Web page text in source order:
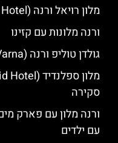
מלון רויאל ורנה (Royal Hotel) – סקירה
ורנה מלונות עם קזינו
גולדן טוליפ ורנה (Golden Tulip Varna) – סקירה
סקירה
ורנה מלון עם פארק
עם ילדים